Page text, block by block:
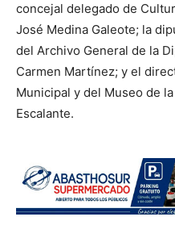
concejal delegado de
José Medina Galeote; la
del Archivo General de la
Carmen Martínez; y el
Municipal y del Museo de
Escalante.